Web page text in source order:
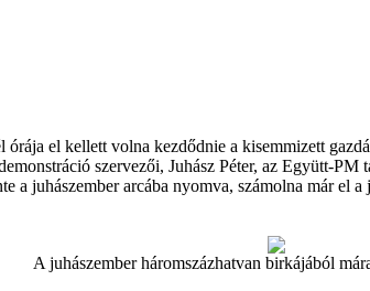
el kellett volna kezdődnie a kisemmizett
szervezői, Juhász Péter, az Együtt-
a juhászember arcába nyomva, számolna már
A juhászember háromszázhatvan birkájából